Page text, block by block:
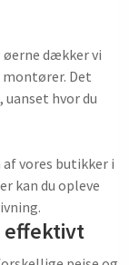
dækker vi
montører. Det
hvor du
vores butikker i
kan du opleve
effektivt